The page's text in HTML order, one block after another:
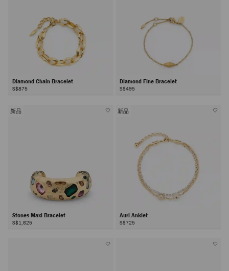
Diamond Chain Bracelet
S$875
Diamond Fine Bracelet
S$495
新品
Stones Maxi Bracelet
S$1,625
新品
Auri Anklet
S$725